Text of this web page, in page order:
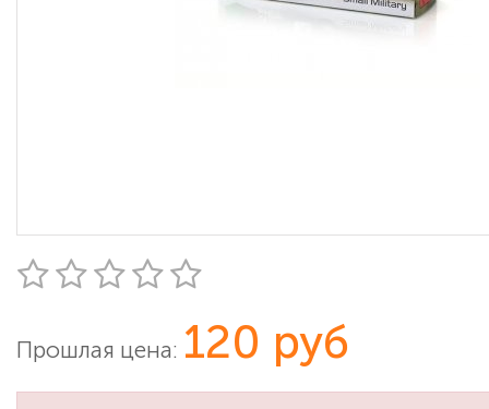
Прошлая цена: 120 руб